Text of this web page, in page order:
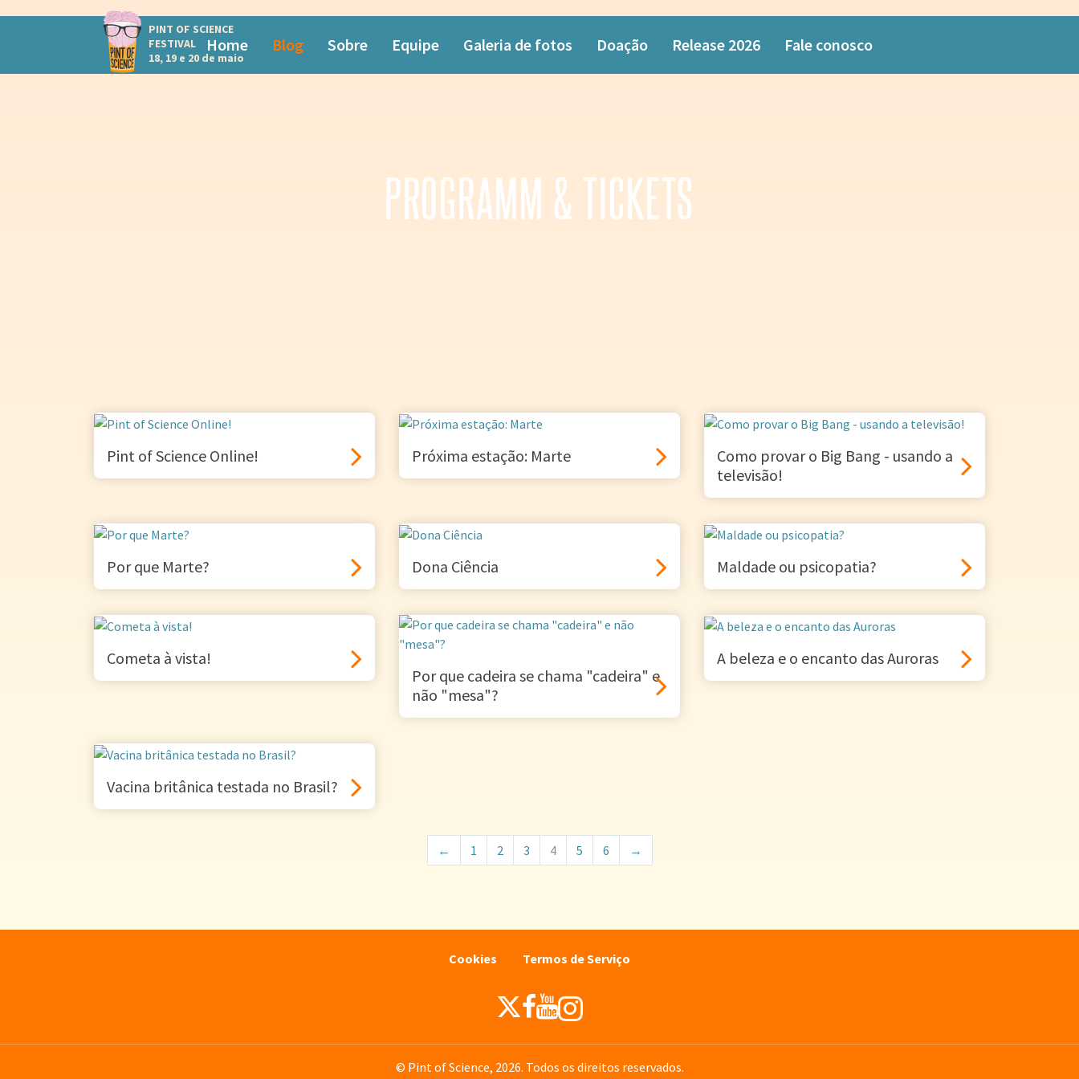
PINT OF SCIENCE
FESTIVAL
18, 19 e 20 de maio
Home Blog Sobre Equipe Galeria de fotos Doação Release 2026 Fale conosco
PROGRAMM & TICKETS
Pint of Science Online! Próxima estação: Marte
Como provar o Big Bang - usando a
televisão!
Por que Marte? Dona Ciência Maldade ou psicopatia?
Cometa à vista!
Por que cadeira se chama "cadeira" e
não "mesa"?
A beleza e o encanto das Auroras
Vacina britânica testada no Brasil?
← 1 2 3 4 5 6 →
Cookies Termos de Serviço
© Pint of Science, 2026. Todos os direitos reservados.